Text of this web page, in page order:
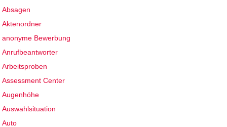
Absagen
Aktenordner
anonyme Bewerbung
Anrufbeantworter
Arbeitsproben
Assessment Center
Augenhöhe
Auswahlsituation
Auto